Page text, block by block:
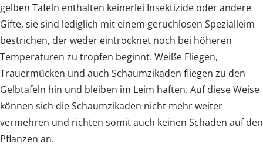
gelben Tafeln enthalten keinerlei Insektizide oder andere
Gifte, sie sind lediglich mit einem geruchlosen Spezialleim
bestrichen, der weder eintrocknet noch bei höheren
Temperaturen zu tropfen beginnt. Weiße Fliegen,
Trauermücken und auch Schaumzikaden fliegen zu den
Gelbtafeln hin und bleiben im Leim haften. Auf diese Weise
können sich die Schaumzikaden nicht mehr weiter
vermehren und richten somit auch keinen Schaden auf den
Pflanzen an.